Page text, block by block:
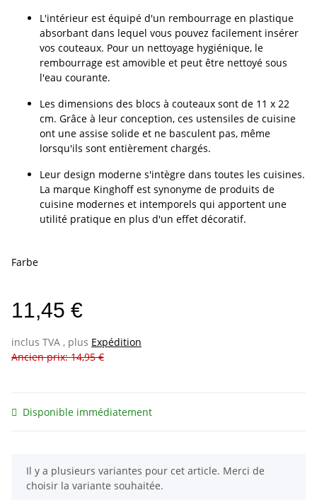
L'intérieur est équipé d'un rembourrage en plastique
absorbant dans lequel vous pouvez facilement insérer
vos couteaux. Pour un nettoyage hygiénique, le
rembourrage est amovible et peut être nettoyé sous
l'eau courante.
Les dimensions des blocs à couteaux sont de 11 x 22
cm. Grâce à leur conception, ces ustensiles de cuisine
ont une assise solide et ne basculent pas, même
lorsqu'ils sont entièrement chargés.
Leur design moderne s'intègre dans toutes les cuisines.
La marque Kinghoff est synonyme de produits de
cuisine modernes et intemporels qui apportent une
utilité pratique en plus d'un effet décoratif.
Farbe
11,45 €
inclus TVA , plus Expédition
Ancien prix: 14,95 €
Disponible immédiatement
x
Il y a plusieurs variantes pour cet article. Merci de
choisir la variante souhaitée.